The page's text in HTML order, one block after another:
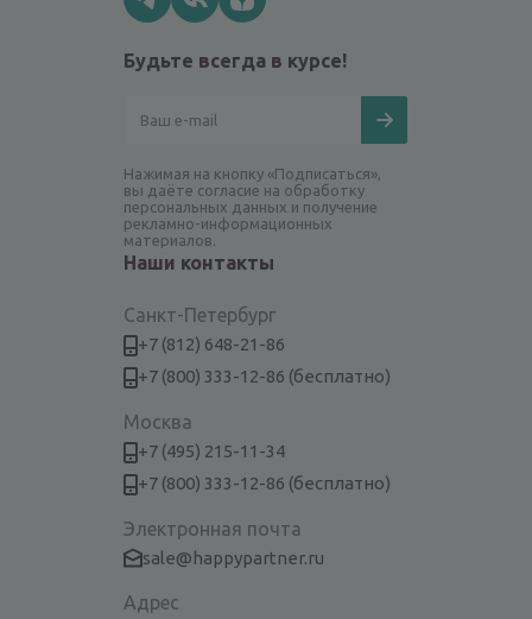
Будьте всегда в курсе!
Нажимая на кнопку «Подписаться»,
вы даёте согласие на обработку
персональных данных и получение
рекламно-информационных
материалов.
Наши контакты
Санкт-Петербург
+7 (812) 648-21-86
+7 (800) 333-12-86 (бесплатно)
Москва
+7 (495) 215-11-34
+7 (800) 333-12-86 (бесплатно)
Электронная почта
sale@happypartner.ru
Адрес